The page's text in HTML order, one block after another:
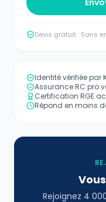
Devis gratuit · Sans
Identité vérifiée par
Assurance RC pro
Certification RGE
Répond en moins
Rejoignez 4